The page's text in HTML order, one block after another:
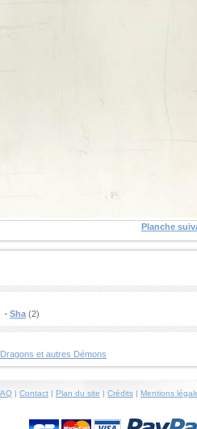
Planche
Sha (2)
et autres Démons
| Contact | Plan du site | Crédits | Mentions